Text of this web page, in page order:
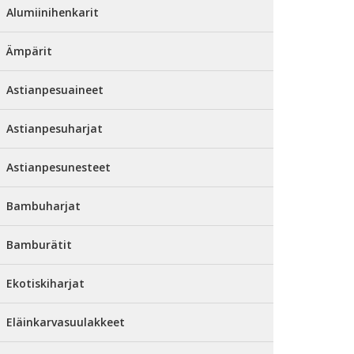
Alumiinihenkarit
Ämpärit
Astianpesuaineet
Astianpesuharjat
Astianpesunesteet
Bambuharjat
Bamburätit
Ekotiskiharjat
Eläinkarvasuulakkeet